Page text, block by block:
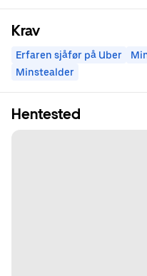
Krav
Erfaren sjåfør på Uber
Minstealder
Hentested